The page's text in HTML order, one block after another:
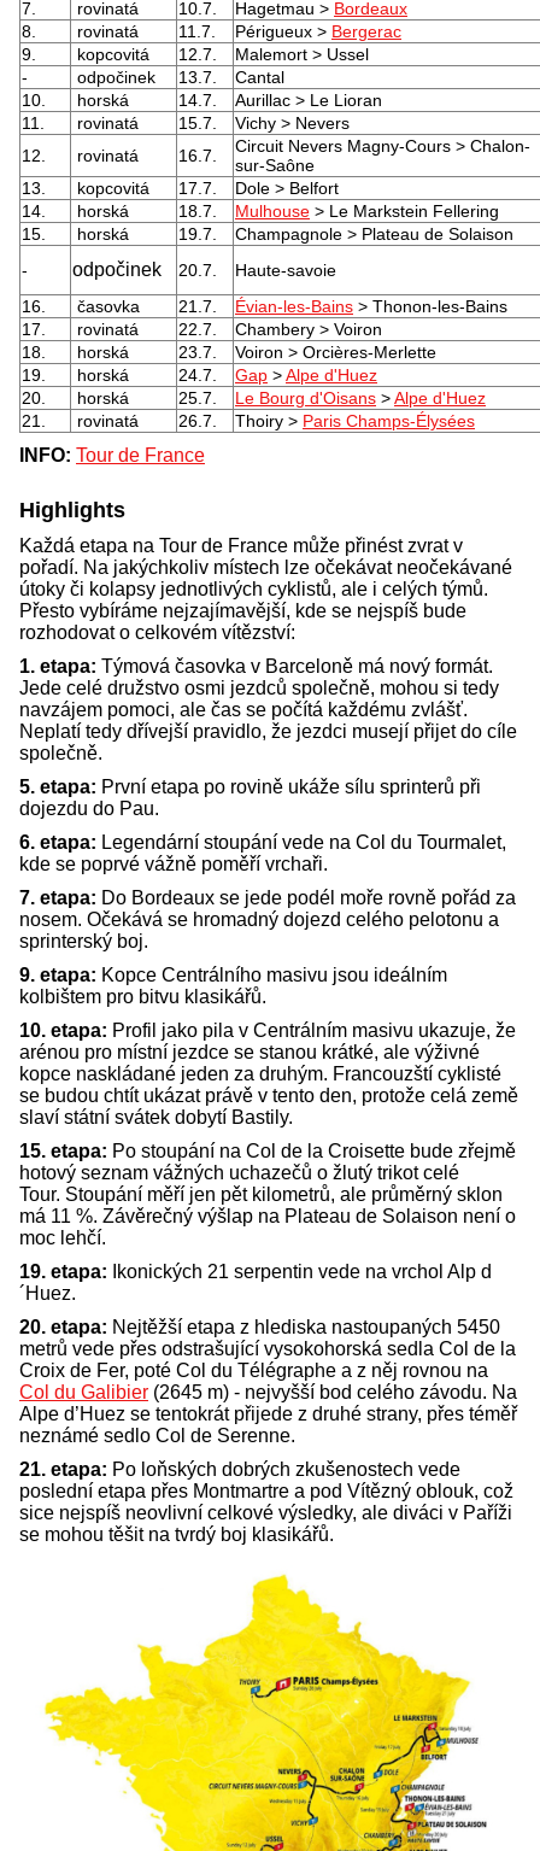
7.
rovinatá 10.7. Hagetmau > Bordeaux
8.
rovinatá 11.7. Périgueux > Bergerac
9.
kopcovitá 12.7.
Malemort > Ussel
-
odpočinek 13.7.
Cantal
10.
horská 14.7.
Aurillac > Le Lioran
11.
rovinatá 15.7.
Vichy > Nevers
12.
rovinatá 16.7.
Circuit Nevers Magny-Cours > Chalon-
sur-Saône
13.
kopcovitá 17.7.
Dole > Belfort
14.
horská 18.7. Mulhouse > Le Markstein Fellering
15.
horská 19.7.
Champagnole > Plateau de Solaison
-
odpočinek 20.7.
Haute-savoie
16.
časovka 21.7. Évian-les-Bains > Thonon-les-Bains
17.
rovinatá 22.7.
Chambery > Voiron
18.
horská 23.7.
Voiron > Orcières-Merlette
19.
horská 24.7. Gap >Alpe d'Huez
20.
horská 25.7. Le Bourg d'Oisans >Alpe d'Huez
21.
rovinatá 26.7. Thoiry > Paris Champs-Élysées
INFO: Tour de France
Highlights
Každá etapa na Tour de France může přinést zvrat v
pořadí. Na jakýchkoliv místech lze očekávat neočekávané
útoky či kolapsy jednotlivých cyklistů, ale i celých týmů.
Přesto vybíráme nejzajímavější, kde se nejspíš bude
rozhodovat o celkovém vítězství:
1. etapa: Týmová časovka v Barceloně má nový formát.
Jede celé družstvo osmi jezdců společně, mohou si tedy
navzájem pomoci, ale čas se počítá každému zvlášť.
Neplatí tedy dřívejší pravidlo, že jezdci musejí přijet do cíle
společně.
5. etapa: První etapa po rovině ukáže sílu sprinterů při
dojezdu do Pau.
6. etapa: Legendární stoupání vede na Col du Tourmalet,
kde se poprvé vážně poměří vrchaři.
7. etapa: Do Bordeaux se jede podél moře rovně pořád za
nosem. Očekává se hromadný dojezd celého pelotonu a
sprinterský boj.
9. etapa: Kopce Centrálního masivu jsou ideálním
kolbištem pro bitvu klasikářů.
10. etapa: Profil jako pila v Centrálním masivu ukazuje, že
arénou pro místní jezdce se stanou krátké, ale výživné
kopce naskládané jeden za druhým. Francouzští cyklisté
se budou chtít ukázat právě v tento den, protože celá země
slaví státní svátek dobytí Bastily.
15. etapa: Po stoupání na Col de la Croisette bude zřejmě
hotový seznam vážných uchazečů o žlutý trikot celé
Tour. Stoupání měří jen pět kilometrů, ale průměrný sklon
má 11 %. Závěrečný výšlap na Plateau de Solaison není o
moc lehčí.
19. etapa: Ikonických 21 serpentin vede na vrchol Alp d
´Huez.
20. etapa: Nejtěžší etapa z hlediska nastoupaných 5450
metrů vede přes odstrašující vysokohorská sedla Col de la
Croix de Fer, poté Col du Télégraphe a z něj rovnou na
Col du Galibier (2645 m) - nejvyšší bod celého závodu. Na
Alpe d’Huez se tentokrát přijede z druhé strany, přes téměř
neznámé sedlo Col de Serenne.
21. etapa: Po loňských dobrých zkušenostech vede
poslední etapa přes Montmartre a pod Vítězný oblouk, což
sice nejspíš neovlivní celkové výsledky, ale diváci v Paříži
se mohou těšit na tvrdý boj klasikářů.